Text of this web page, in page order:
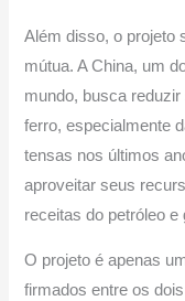
Além disso, o projeto
mútua. A China, um
mundo, busca
ferro, especialmente
tensas nos últimos
aproveitar seus
receitas do petróleo e
O projeto é apenas
firmados entre os